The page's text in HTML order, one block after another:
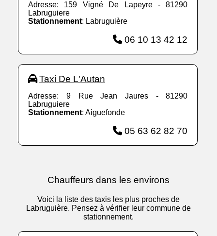
Adresse: 159 Vigné De Lapeyre - 81290
Labruguiere
Stationnement: Labruguière
06 10 13 42 12
Taxi De L'Autan
Adresse: 9 Rue Jean Jaures - 81290
Labruguiere
Stationnement: Aiguefonde
05 63 62 82 70
Chauffeurs dans les environs
Voici la liste des taxis les plus proches de
Labruguière. Pensez à vérifier leur commune de
stationnement.